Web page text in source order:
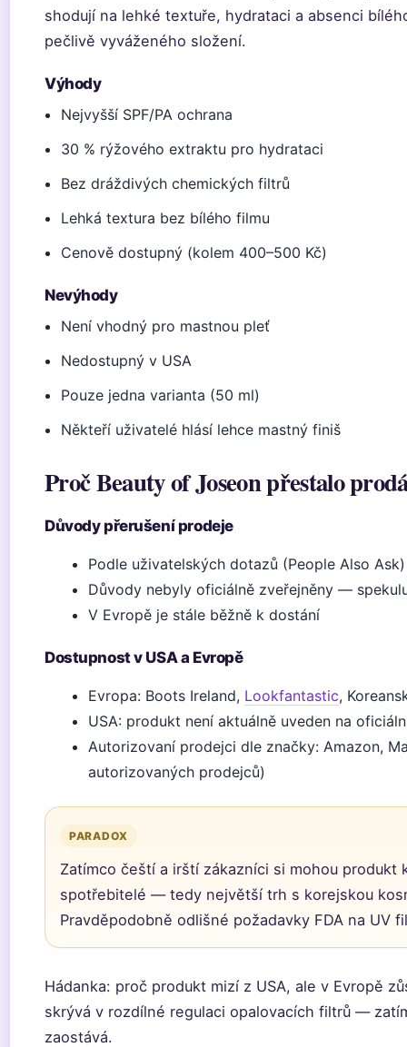
shodují na lehké textuře, hydrataci a absenci
pečlivě vyváženého složení.
Výhody
Nejvyšší SPF/PA ochrana
30 % rýžového extraktu pro hydrataci
Bez dráždivých chemických filtrů
Lehká textura bez bílého filmu
Cenově dostupný (kolem 400–500 Kč)
Nevýhody
Není vhodný pro mastnou pleť
Nedostupný v USA
Pouze jedna varianta (50 ml)
Někteří uživatelé hlásí lehce mastný finiš
Proč Beauty of Joseon přestalo
Důvody přerušení prodeje
Podle uživatelských dotazů (People Also
Důvody nebyly oficiálně zveřejněny —
V Evropě je stále běžně k dostání
Dostupnost v USA a Evropě
Evropa: Boots Ireland, Lookfantastic,
USA: produkt není aktuálně uveden na
Autorizovaní prodejci dle značky: Amazon,
autorizovaných prodejců)
PARADOX
Zatímco čeští a irští zákazníci si mohou produkt
spotřebitelé — tedy největší trh s korejskou
Pravděpodobně odlišné požadavky FDA na UV
Hádanka: proč produkt mizí z USA, ale v Evropě
skrývá v rozdílné regulaci opalovacích filtrů —
zaostává.